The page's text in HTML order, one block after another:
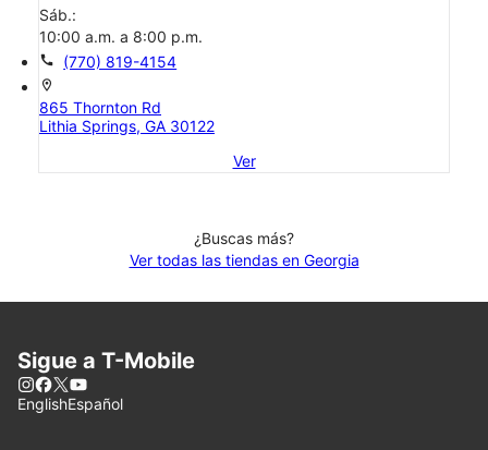
Sáb.:
10:00 a.m. a 8:00 p.m.
call (770) 819-4154
location_on
865 Thornton Rd
Lithia Springs, GA 30122
Ver
¿Buscas más?
Ver todas las tiendas en Georgia